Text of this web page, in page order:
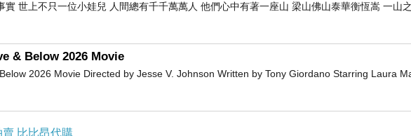
實 世上不只一位小娃兒 人間總有千千萬萬人 他們心中有著一座山 梁山佛山泰華衡恆嵩 一山
& Below 2026 Movie
2026 Movie Directed by Jesse V. Johnson Written by Tony Giordano Starring Laura
賣 比比昂代購